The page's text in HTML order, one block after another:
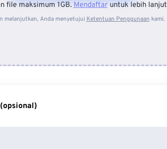
Dari Perangkat
file maksimum 1GB.Mendaftaruntuk lebih lanjut
melanjutkan, Anda menyetujui Ketentuan Penggunaan kami.